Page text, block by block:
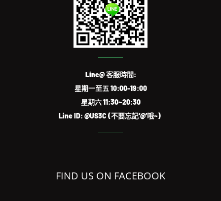
Line@ 客服時間:
星期一至五 10:00-19:00
星期六 11:30~20:30
Line ID: @US3C (不要忘記‘@’哦~)
FIND US ON FACEBOOK